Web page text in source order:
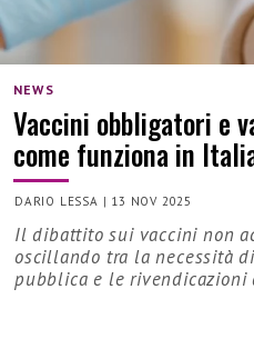
NEWS
Vaccini obbligatori e
come funziona in
DARIO LESSA | 13 NOV 2025
Il dibattito sui vaccini non
oscillando tra la necessità
pubblica e le rivendicazioni